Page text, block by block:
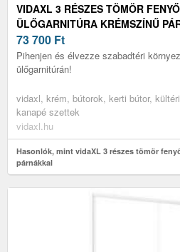
VIDAXL 3 RÉSZES TÖMÖR
ÜLŐGARNITÚRA KRÉMSZÍNŰ
73 700 Ft
Pihenjen és élvezze szabadtéri
ülőgarnitúrán!
vidaxl, krém, bútorok, kerti bútor,
kanapé szettek
vidaxl.hu
Hasonlók, mint vidaXL 3 részes tömör
párnákkal